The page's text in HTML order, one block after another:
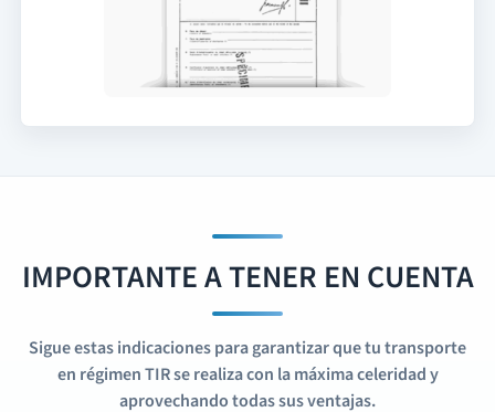
IMPORTANTE A TENER EN CUENTA
Sigue estas indicaciones para garantizar que tu transporte
en régimen TIR se realiza con la máxima celeridad y
aprovechando todas sus ventajas.